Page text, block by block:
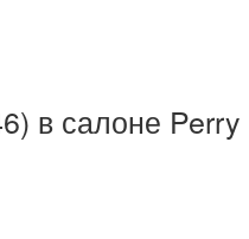
в салоне